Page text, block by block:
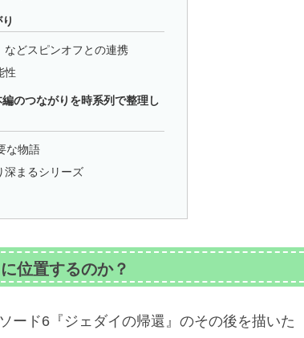
などスピンオフとの連携
性
のつながりを時系列で整理し
な物語
深まるシリーズ
位置するのか？
ード6『ジェダイの帰還』のその後を描いた